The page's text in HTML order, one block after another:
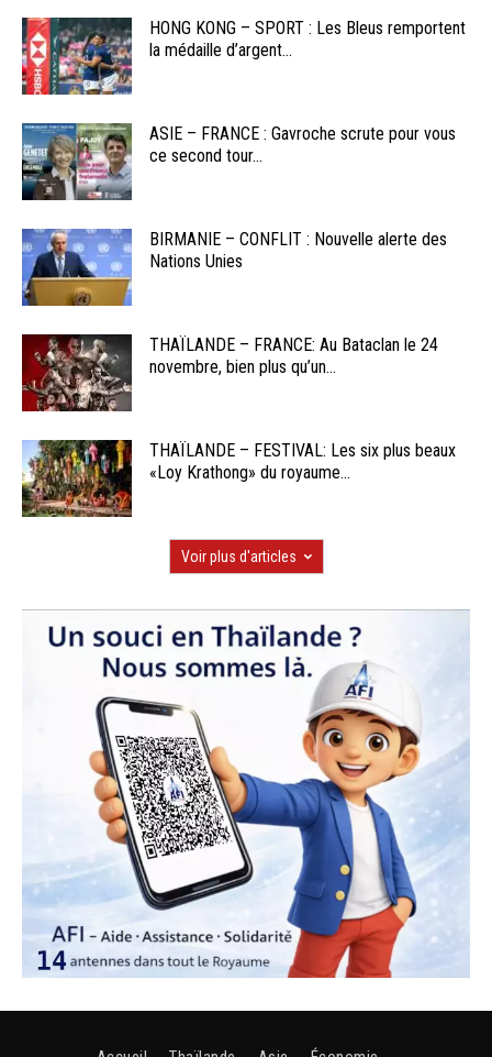
HONG KONG – SPORT : Les Bleus remportent
la médaille d’argent...
ASIE – FRANCE : Gavroche scrute pour vous
ce second tour...
BIRMANIE – CONFLIT : Nouvelle alerte des
Nations Unies
THAÏLANDE – FRANCE: Au Bataclan le 24
novembre, bien plus qu’un...
THAÏLANDE – FESTIVAL: Les six plus beaux
«Loy Krathong» du royaume...
Voir plus d'articles